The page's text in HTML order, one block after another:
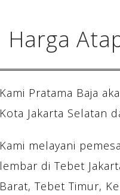
Harga
Kami Pratama Baja
Kota Jakarta Selatan
Kami melayani
lembar di Tebet
Barat, Tebet Timur,